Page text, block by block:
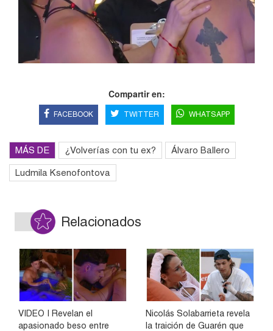
Compartir en:
FACEBOOK TWITTER WHATSAPP
MÁS DE ¿Volverías con tu ex? Álvaro Ballero
Ludmila Ksenofontova
Relacionados
VIDEO | Revelan el
apasionado beso entre
Nicolás Solabarrieta revela
la traición de Guarén que